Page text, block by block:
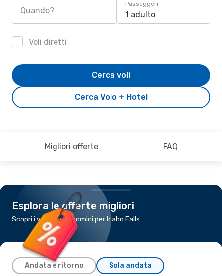
Quando?
Passeggeri
1 adulto
Voli diretti
Cerca Volo + Hotel
Cerca voli
Migliori offerte FAQ
Esplora le offerte migliori
Scopri i voli più economici per Idaho Falls
Andata e ritorno Sola andata